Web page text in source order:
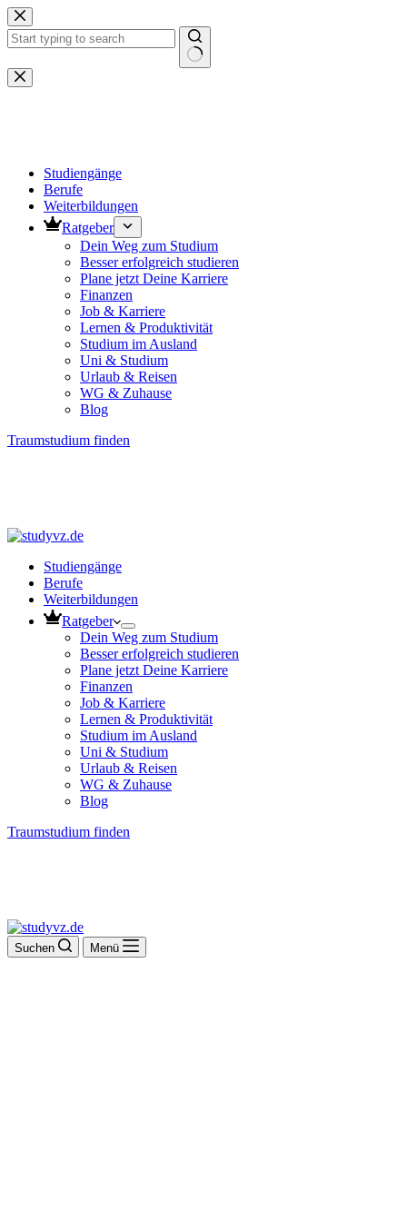
Zum
Inhalt
springen
Keine
Ergebnisse
Studiengänge
Berufe
Weiterbildungen
Ratgeber
Dein Weg zum Studium
Besser erfolgreich studieren
Plane jetzt Deine Karriere
Finanzen
Job & Karriere
Lernen & Produktivität
Studium im Ausland
Uni & Studium
Urlaub & Reisen
WG & Zuhause
Blog
Traumstudium finden
Studiengänge
Berufe
Weiterbildungen
Ratgeber
Dein Weg zum Studium
Besser erfolgreich studieren
Plane jetzt Deine Karriere
Finanzen
Job & Karriere
Lernen & Produktivität
Studium im Ausland
Uni & Studium
Urlaub & Reisen
WG & Zuhause
Blog
Traumstudium finden
Suchen Menü